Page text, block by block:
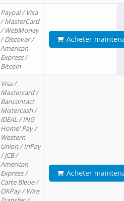
Paypal / Visa
/ MasterCard
/ WebMoney
/ Discover /
American
Express /
Bitcoin
Acheter
Visa /
Mastercard /
Bancontact
Mistercash /
iDEAL / ING
Home' Pay /
Western
Union / InPay
/ JCB /
American
Express /
Carte Bleue /
OKPay / Wire
Acheter